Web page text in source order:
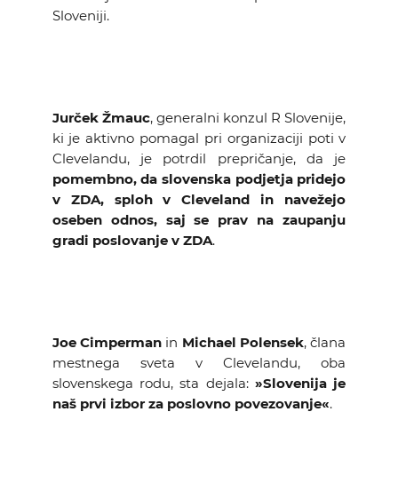
Sloveniji.
Jurček Žmauc, generalni konzul R Slovenije,
ki je aktivno pomagal pri organizaciji poti v
Clevelandu, je potrdil prepričanje, da je
pomembno, da slovenska podjetja pridejo
v ZDA, sploh v Cleveland in navežejo
oseben odnos, saj se prav na zaupanju
gradi poslovanje v ZDA.
Joe Cimperman in Michael Polensek, člana
mestnega sveta v Clevelandu, oba
slovenskega rodu, sta dejala:»Slovenija je
naš prvi izbor za poslovno povezovanje«.